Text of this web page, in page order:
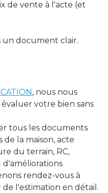
de vente à l'acte (et
un document clair.
, nous nous
votre bien sans
tous les documents
la maison, acte
du terrain, RC,
rendez-vous à
l'estimation en détail.